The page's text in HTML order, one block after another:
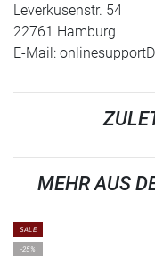
Leverkusenstr. 54
22761 Hamburg
E-Mail:
MEHR AUS
SALE
-25%